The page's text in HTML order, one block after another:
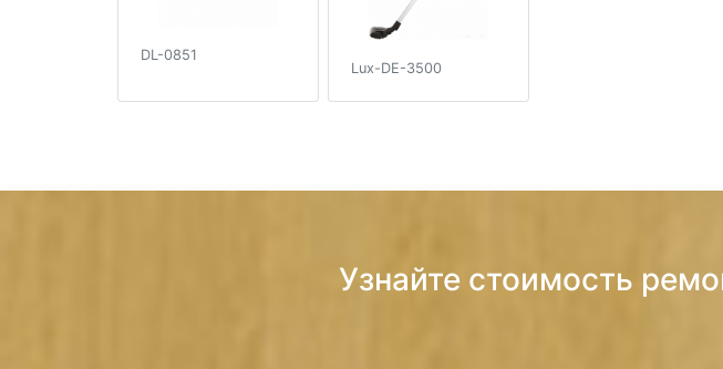
DL-0851
Lux-DE-3500
Узнайте стоимость